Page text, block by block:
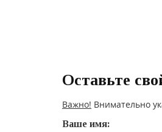
Оставьте
Важно! Внимательно
Ваше имя: